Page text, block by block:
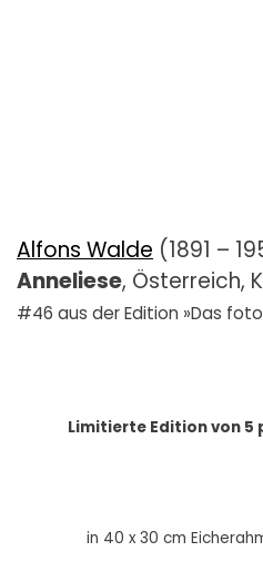
Alfons Walde (1891 –
Anneliese, Österreich,
#46 aus der Edition »Das
Limitierte Edition von 5
in 40 x 30 cm